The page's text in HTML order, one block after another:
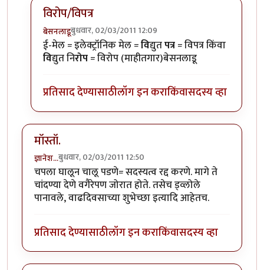
विरोप/विपत्र
बेसनलाडूबुधवार, 02/03/2011 12:09
In reply toआंजा - आंतरजाल (विस्तृत रूपंbyराजेश
ई-मेल = इलेक्ट्रॉनिक मेल =विद्युतपत्र= विपत्र किंवा
विद्युत निरोप= विरोप (माहीतगार)बेसनलाडू
प्रतिसाद देण्यासाठीलॉग इन कराकिंवासदस्य व्हा
मॉस्तॉ.
ज्ञानेश...बुधवार, 02/03/2011 12:50
चपला घालून चालू पडणे= सदस्यत्व रद्द करणे. मागे ते
चांदण्या देणे वगैरेपण जोरात होते. तसेच ड्व्लोले
पानावले, वाढदिवसाच्या शुभेच्छा इत्यादि आहेतच.
प्रतिसाद देण्यासाठीलॉग इन कराकिंवासदस्य व्हा